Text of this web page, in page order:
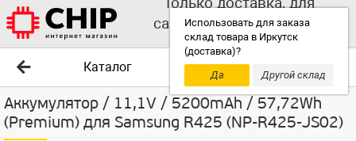
Использовать для заказа
склад товара в Иркутск
(доставка)?
Да
Другой склад
самовывоза выбирайте
другой склад!
Каталог
Аккумулятор / 11,1V / 5200mAh / 57,72Wh
(Premium) для Samsung R425 (NP-R425-JS02)